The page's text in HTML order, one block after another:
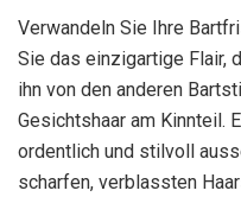
Verwandeln Sie Ihre
Sie das einzigartige Flair,
ihn von den anderen
Gesichtshaar am Kinnteil.
ordentlich und stilvoll
scharfen, verblassten